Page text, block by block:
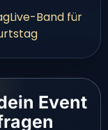
Live-Band für
Event